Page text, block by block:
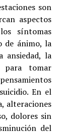
son
aspectos
síntomas
de ánimo, la
ansiedad, la
para tomar
En el
alteraciones
dolores sin
del